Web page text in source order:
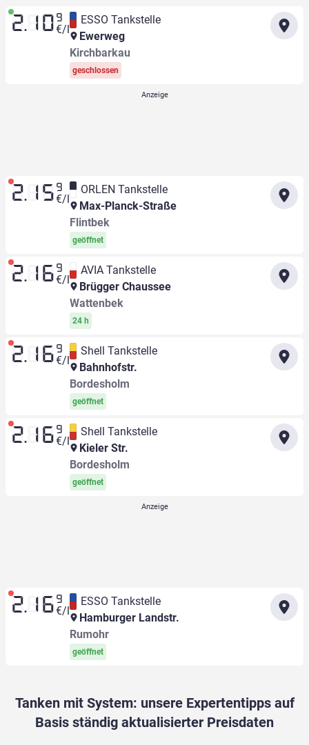
2.10 9
€/l
ESSO Tankstelle
Ewerweg
Kirchbarkau
geschlossen
2.15 9
€/l
ORLEN Tankstelle
Max-Planck-Straße
Flintbek
geöffnet
2.16 9
€/l
AVIA Tankstelle
Brügger Chaussee
Wattenbek
24 h
2.16 9
€/l
Shell Tankstelle
Bahnhofstr.
Bordesholm
geöffnet
2.16 9
€/l
Shell Tankstelle
Kieler Str.
Bordesholm
geöffnet
2.16 9
€/l
ESSO Tankstelle
Hamburger Landstr.
Rumohr
geöffnet
Tanken mit System: unsere Expertentipps auf
Basis ständig aktualisierter Preisdaten